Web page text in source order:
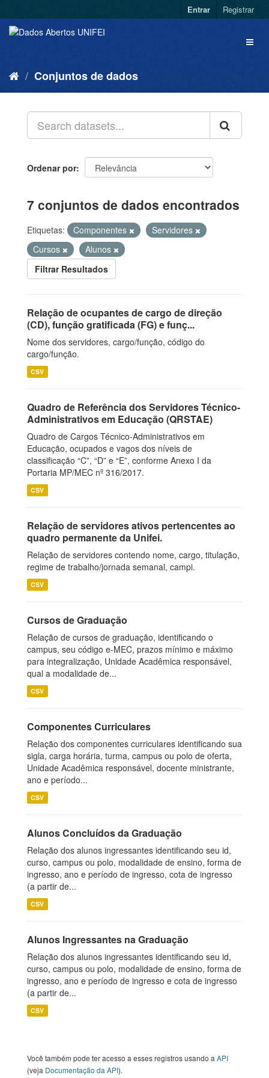
Entrar Registrar
Conjuntos de dados
Ordenar por
7 conjuntos de dados encontrados
Etiquetas: Componentes
Servidores
Cursos
Alunos
Filtrar Resultados
Relação de ocupantes de cargo de direção
(CD), função gratificada (FG) e funç...
Nome dos servidores, cargo/função, código do
cargo/função.
CSV
Quadro de Referência dos Servidores Técnico-
Administrativos em Educação (QRSTAE)
Quadro de Cargos Técnico-Administrativos em
Educação, ocupados e vagos dos níveis de
classificação “C”, “D” e “E”, conforme Anexo I da
Portaria MP/MEC nº 316/2017.
CSV
Relação de servidores ativos pertencentes ao
quadro permanente da Unifei.
Relação de servidores contendo nome, cargo, titulação,
regime de trabalho/jornada semanal, campi.
CSV
Cursos de Graduação
Relação de cursos de graduação, identificando o
campus, seu código e-MEC, prazos mínimo e máximo
para integralização, Unidade Acadêmica responsável,
qual a modalidade de...
CSV
Componentes Curriculares
Relação dos componentes curriculares identificando sua
sigla, carga horária, turma, campus ou polo de oferta,
Unidade Acadêmica responsável, docente ministrante,
ano e período...
CSV
Alunos Concluídos da Graduação
Relação dos alunos ingressantes identificando seu id,
curso, campus ou polo, modalidade de ensino, forma de
ingresso, ano e período de ingresso, cota de ingresso
(a partir de...
CSV
Alunos Ingressantes na Graduação
Relação dos alunos ingressantes identificando seu id,
curso, campus ou polo, modalidade de ensino, forma de
ingresso, ano e período de ingresso e cota de ingresso
(a partir de...
CSV
Você também pode ter acesso a esses registros usando a API
(veja Documentação da API).